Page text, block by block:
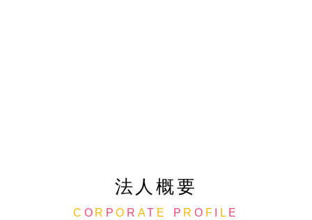
法人概要
C O R PO R AT E P RO F I L E